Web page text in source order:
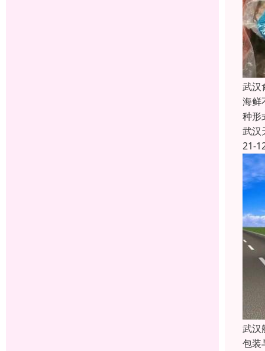
武汉
海鲜
种形
武汉
21-
武汉
包装